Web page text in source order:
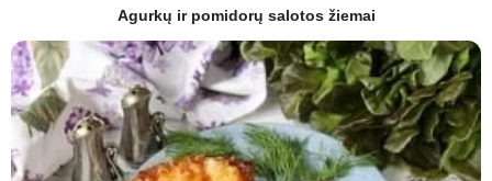
Agurkų ir pomidorų salotos žiemai